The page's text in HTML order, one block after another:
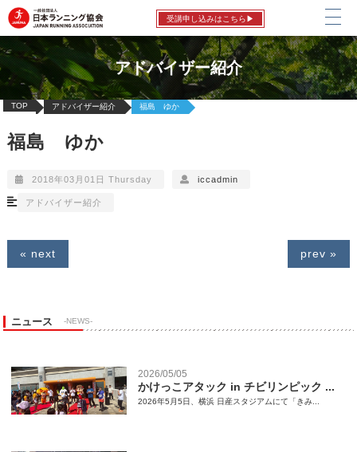
受講申し込みはこちら▶
アドバイザー紹介
TOP アドバイザー紹介 福島 ゆか
福島 ゆか
2018年03月01日 Thursday iccadmin
アドバイザー紹介
« next prev »
ニュース -NEWS-
2026/05/05
かけっこアタック in チビリンピック ...
2026年5月5日、横浜 日産スタジアムにて「きみ...